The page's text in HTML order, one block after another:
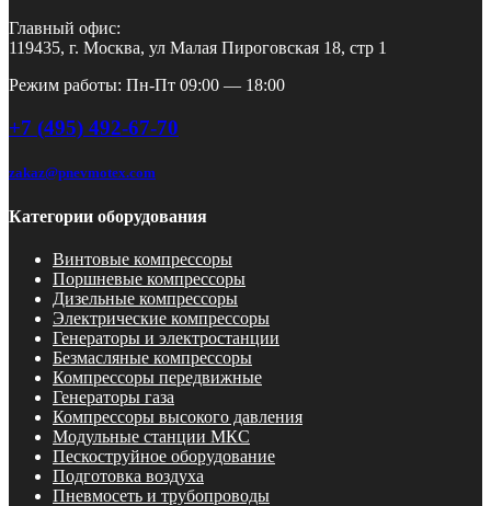
Главный офис:
119435, г. Москва, ул Малая Пироговская 18, стр 1
Режим работы: Пн-Пт 09:00 — 18:00
+7 (495) 492-67-70
zakaz@pnevmotex.com
Категории оборудования
Винтовые компрессоры
Поршневые компрессоры
Дизельные компрессоры
Электрические компрессоры
Генераторы и электростанции
Безмасляные компрессоры
Компрессоры передвижные
Генераторы газа
Компрессоры высокого давления
Модульные станции МКС
Пескоструйное оборудование
Подготовка воздуха
Пневмосеть и трубопроводы